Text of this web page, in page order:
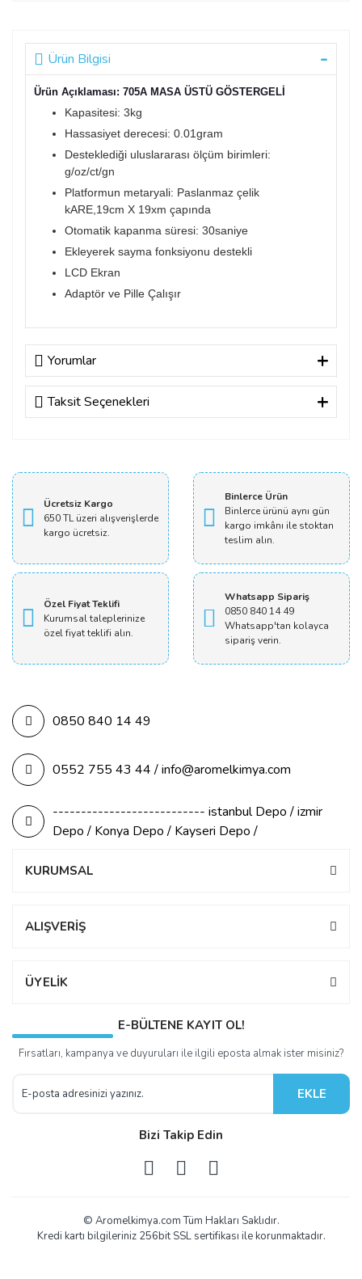
Ürün Bilgisi
Ürün Açıklaması: 705A MASA ÜSTÜ GÖSTERGELİ
Kapasitesi: 3kg
Hassasiyet derecesi: 0.01gram
Desteklediği uluslararası ölçüm birimleri:
g/oz/ct/gn
Platformun metaryali: Paslanmaz çelik
kARE,19cm X 19xm çapında
Otomatik kapanma süresi: 30saniye
Ekleyerek sayma fonksiyonu destekli
LCD Ekran
Adaptör ve Pille Çalışır
Yorumlar
Bu ürüne ilk yorumu siz yapın!
Taksit Seçenekleri
Ücretsiz Kargo
650 TL üzeri alışverişlerde
kargo ücretsiz.
Binlerce Ürün
Binlerce ürünü aynı gün
kargo imkânı ile stoktan
teslim alın.
Özel Fiyat Teklifi
Kurumsal taleplerinize
özel fiyat teklifi alın.
Whatsapp Sipariş
0850 840 14 49
Whatsapp'tan kolayca
sipariş verin.
0850 840 14 49
0552 755 43 44 / info@aromelkimya.com
--------------------------- istanbul Depo / izmir
Depo / Konya Depo / Kayseri Depo /
KURUMSAL
ALIŞVERİŞ
ÜYELİK
E-BÜLTENE KAYIT OL!
Fırsatları, kampanya ve duyuruları ile ilgili eposta almak ister misiniz?
EKLE
Bizi Takip Edin
© Aromelkimya.com Tüm Hakları Saklıdır.
Kredi kartı bilgileriniz 256bit SSL sertifikası ile korunmaktadır.